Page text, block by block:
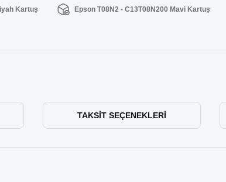
Kartuş Epson T08N2 - C13T08N200 Mavi Kartuş
TAKSIT SEÇENEKLERI